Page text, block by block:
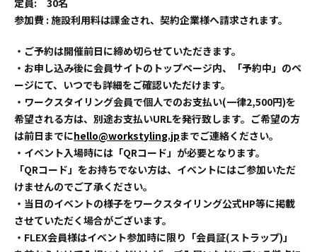
定員: 30名
参加費 : 施設利用料は課金され、契約企業様へ請求されます。
・ご予約は開催前日に締め切らせていただきます。
・お申し込み後に会員サイトのトップページ内、「予約中」のペ
ージにて、いつでも詳細をご確認いただけます。
・ワークスタイリング会員で個人でのお支払い(一律2,500円)を
希望される方は、別途お支払いURLを発行致します。ご希望の方
は前日までにhello@workstyling.jpまでご連絡ください。
・イベント入場時には「QRコード」が必要となります。
「QRコード」をお持ちでない方は、イベントにはご参加いただ
けませんのでご了承ください。
・当日のイベントの様子をワークスタイリング公式HP等に掲載
させていただく場合がございます。
・FLEX会員様はイベント参加時に限り「会員証(ストラップ)」